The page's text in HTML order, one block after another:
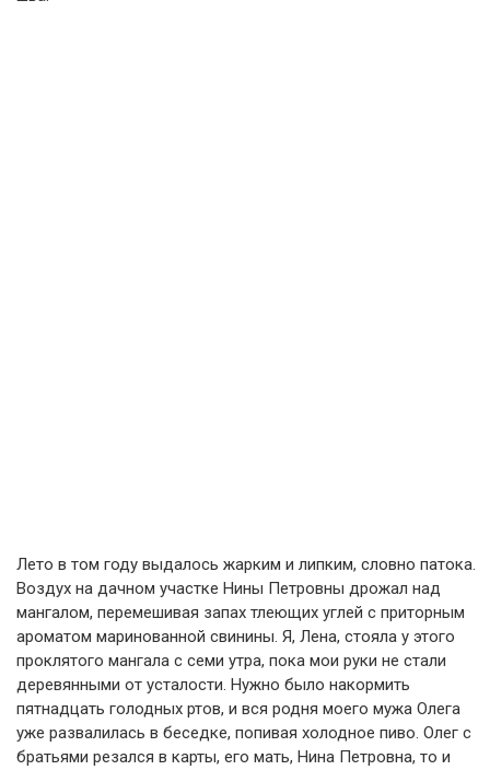
Лето в том году выдалось жарким и липким, словно патока.
Воздух на дачном участке Нины Петровны дрожал над
мангалом, перемешивая запах тлеющих углей с приторным
ароматом маринованной свинины. Я, Лена, стояла у этого
проклятого мангала с семи утра, пока мои руки не стали
деревянными от усталости. Нужно было накормить
пятнадцать голодных ртов, и вся родня моего мужа Олега
уже развалилась в беседке, попивая холодное пиво. Олег с
братьями резался в карты, его мать, Нина Петровна, то и